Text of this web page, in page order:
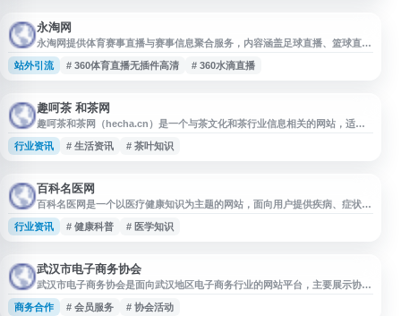
永淘网
永淘网提供体育赛事直播与赛事信息聚合服务，内容涵盖足球直播、篮球直
播、NBA、CBA、英超、西甲、德甲、欧冠、中超、欧洲杯等热门赛事，并
提供赛程、比分、录像回放及相关体育资讯。网站面向体育爱好者，便于用户
站外引流 # 360体育直播无插件高清 # 360水滴直播
趣呵茶 和茶网
趣呵茶和茶网（hecha.cn）是一个与茶文化和茶行业信息相关的网站，适合
关注茶叶知识、茶饮资讯、茶文化内容及相关资源的用户浏览参考。网站可作
为了解茶类信息、茶相关内容检索和行业资料获取的入口，便于导航站按茶
行业资讯 # 生活资讯 # 茶叶知识
百科名医网
百科名医网是一个以医疗健康知识为主题的网站，面向用户提供疾病、症状、
诊疗常识等相关信息参考。网站内容适合用于日常健康科普查询，帮助用户了
解基础医学知识和常见健康问题。信息仅供参考，具体诊断和治疗建议应以专
行业资讯 # 健康科普 # 医学知识
武汉市电子商务协会
武汉市电子商务协会是面向武汉地区电子商务行业的网站平台，主要展示协会
相关信息、行业动态、会员服务及电子商务领域资讯，为企业、机构和从业者
了解武汉电商行业发展、协会活动与服务内容提供参考入口。
商务合作 # 会员服务 # 协会活动